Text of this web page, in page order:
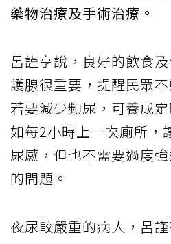
藥物治療及手術治療。
呂謹亨說，良好的飲食
護腺很重要，提醒民眾
若要減少頻尿，可養成
如每2小時上一次廁所，
尿感，但也不需要過度
的問題。
夜尿較嚴重的病人，呂